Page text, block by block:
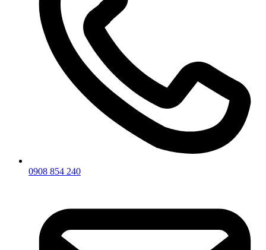
0908 854 240